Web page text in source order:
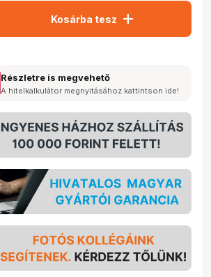
Kosárba tesz add
Részletre is megvehető
A hitelkalkulátor megnyitásához kattintson ide!